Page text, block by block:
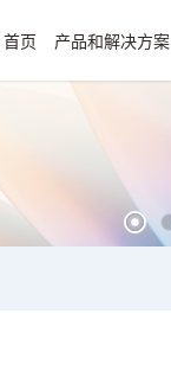
首页 产品和解决方案